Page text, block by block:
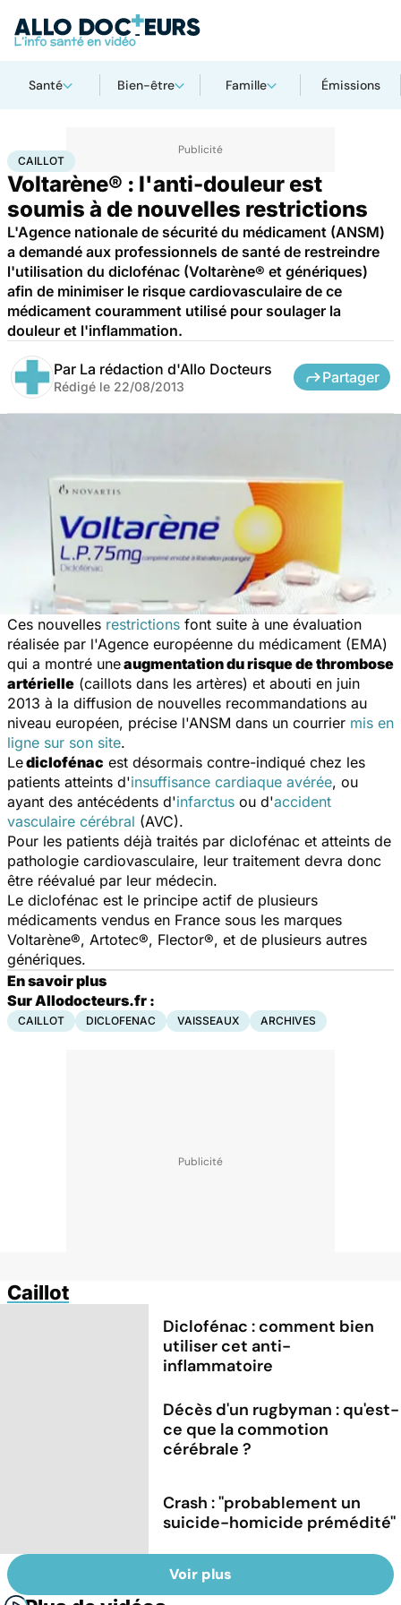
Santé Bien-être Famille Émissions
AccueilSanté
CAILLOT
Voltarène® : l'anti-douleur est
soumis à de nouvelles restrictions
L'Agence nationale de sécurité du médicament (ANSM)
a demandé aux professionnels de santé de restreindre
l'utilisation du diclofénac (Voltarène® et génériques)
afin de minimiser le risque cardiovasculaire de ce
médicament couramment utilisé pour soulager la
douleur et l'inflammation.
Par La rédaction d'Allo Docteurs
Rédigé le 22/08/2013
Partager
Ces nouvelles restrictions font suite à une évaluation
réalisée par l'Agence européenne du médicament (EMA)
qui a montré uneaugmentation du risque de thrombose
artérielle (caillots dans les artères) et abouti en juin
2013 à la diffusion de nouvelles recommandations au
niveau européen, précise l'ANSM dans un courrier mis en
ligne sur son site.
Lediclofénac est désormais contre-indiqué chez les
patients atteints d'insuffisance cardiaque avérée, ou
ayant des antécédents d'infarctus ou d'accident
vasculaire cérébral (AVC).
Pour les patients déjà traités par diclofénac et atteints de
pathologie cardiovasculaire, leur traitement devra donc
être réévalué par leur médecin.
Le diclofénac est le principe actif de plusieurs
médicaments vendus en France sous les marques
Voltarène®, Artotec®, Flector®, et de plusieurs autres
génériques.
En savoir plus
Sur Allodocteurs.fr :
CAILLOT DICLOFENAC VAISSEAUX ARCHIVES
Caillot
Diclofénac : comment bien
utiliser cet anti-
inflammatoire
Décès d'un rugbyman : qu'est-
ce que la commotion
cérébrale ?
Crash : ''probablement un
suicide-homicide prémédité''
Voir plus